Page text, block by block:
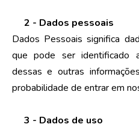
2 - Dados pessoais
Dados Pessoais significa
que pode ser identificado
dessas e outras
probabilidade de entrar em
3 - Dados de uso